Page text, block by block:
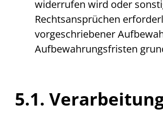
widerrufen wird oder
Rechtsansprüchen
vorgeschriebener
Aufbewahrungsfristen
5.1.